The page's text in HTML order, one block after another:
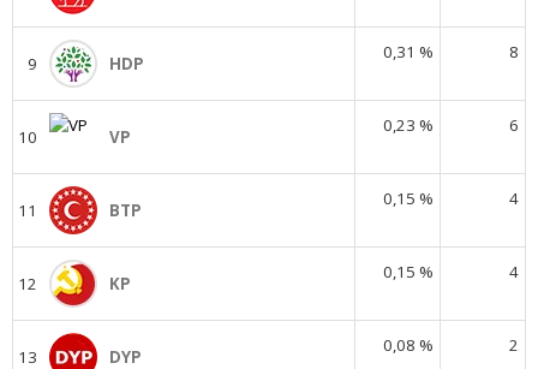
9 HDP
0,31 % 8
10 VP
0,23 % 6
11 BTP
0,15 % 4
12 KP
0,15 % 4
13 DYP
0,08 % 2